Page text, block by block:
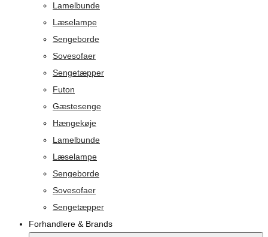
Lamelbunde
Læselampe
Sengeborde
Sovesofaer
Sengetæpper
Futon
Gæstesenge
Hængekøje
Lamelbunde
Læselampe
Sengeborde
Sovesofaer
Sengetæpper
Forhandlere & Brands